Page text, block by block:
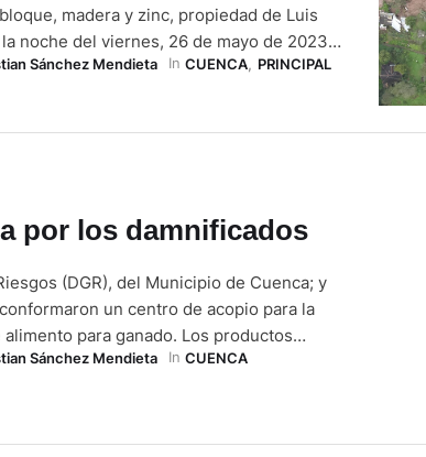
madera y zinc, propiedad de Luis
noche del viernes, 26 de mayo de 2023,
al sur de Cuenca. Su esposa, y su hija, de
Sánchez Mendieta In CUENCA, PRINCIPAL
por los damnificados
(DGR), del Municipio de Cuenca; y
un centro de acopio para la
para ganado. Los productos
los Gobiernos Autónomos
Sánchez Mendieta In CUENCA